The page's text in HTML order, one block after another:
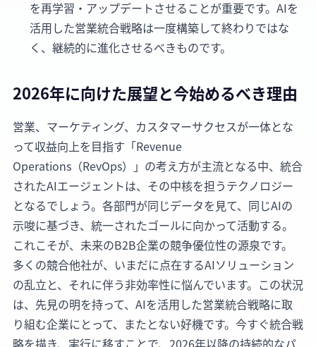
を再学習・アップデートさせることが重要です。AIを
活用した営業統合戦略は一度構築して終わりではな
く、継続的に進化させるべきものです。
2026年に向けた展望と今始めるべき理由
営業、マーケティング、カスタマーサクセスが一体とな
って収益向上を目指す「Revenue
Operations（RevOps）」の考え方が主流となる中、統合
されたAIエージェントは、その中核を担うテクノロジー
となるでしょう。各部門が同じデータを見て、同じAIの
示唆に基づき、統一されたゴールに向かって活動する。
これこそが、未来のB2B企業の競争優位性の源泉です。
多くの競合他社が、いまだに点在するAIソリューション
の乱立と、それに伴う非効率性に悩んでいます。この状況
は、先見の明を持って、AIを活用した営業統合戦略に取
り組む企業にとって、またとない好機です。今すぐ統合戦